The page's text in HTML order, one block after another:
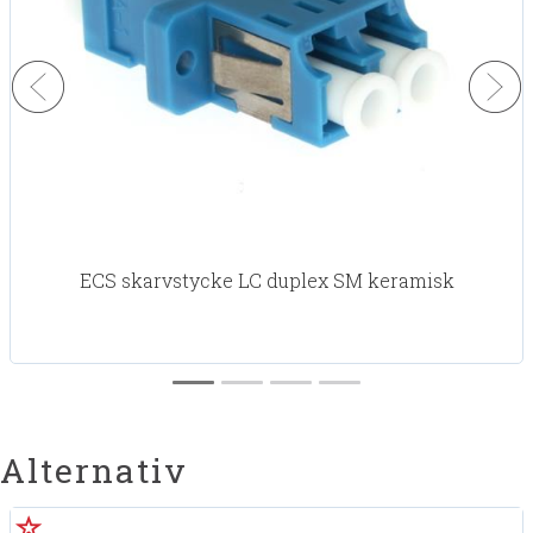
ECS skarvstycke LC duplex SM keramisk
Alternativ